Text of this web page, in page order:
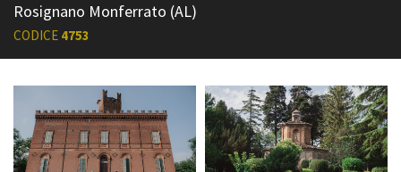
ABOUT
Chi siamo
Storia della Fondazione
Contatti
La sede
Partner
EVENTI, SPECIALI
Anteprime in Piemonte
TFI Torino Film Industry -
Production Days
Avenue Cove - Erasmus +
Guarda che storia!
Rosignano Monferrato (AL)
CODICE 4753